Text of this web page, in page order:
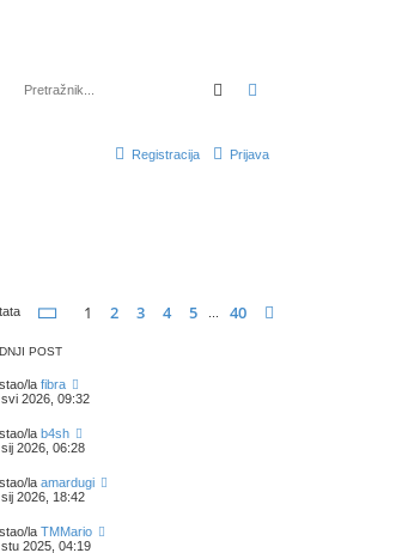
Pretražnik
Prijava
Registracija
Stranica: 1/ .
1 2 3 4 5 40
POST
la fibra
2026, 09:32
la b4sh
sij 2026, 06:28
la amardugi
sij 2026, 18:42
la TMMario
2025, 04:19